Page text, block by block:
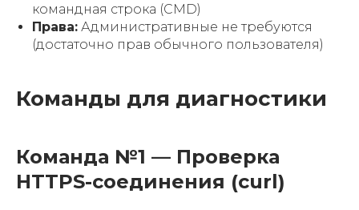
командная строка (CMD)
Права: Административные не требуются
(достаточно прав обычного пользователя)
Команды для диагностики
Команда №1 — Проверка
HTTPS-соединения (curl)